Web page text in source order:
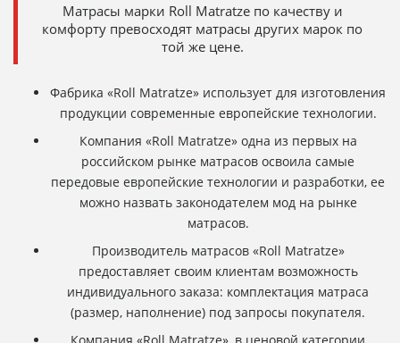
Матрасы марки Roll Matratze по качеству и
комфорту превосходят матрасы других марок по
той же цене.
Фабрика «Roll Matratze» использует для изготовления
продукции современные европейские технологии.
Компания «Roll Matratze» одна из первых на
российском рынке матрасов освоила самые
передовые европейские технологии и разработки, ее
можно назвать законодателем мод на рынке
матрасов.
Производитель матрасов «Roll Matratze»
предоставляет своим клиентам возможность
индивидуального заказа: комплектация матраса
(размер, наполнение) под запросы покупателя.
Компания «Roll Matratze», в ценовой категории